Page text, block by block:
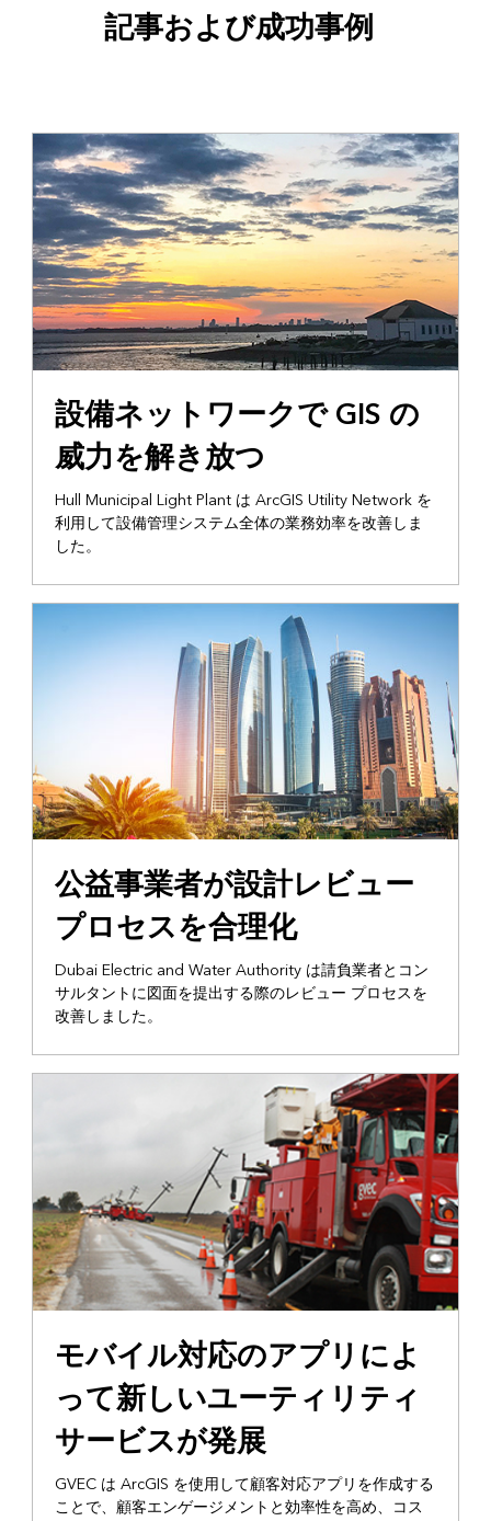
記事および成功事例
設備ネットワークで GIS の
威力を解き放つ
Hull Municipal Light Plant は ArcGIS Utility Network を
利用して設備管理システム全体の業務効率を改善しま
した。
公益事業者が設計レビュー
プロセスを合理化
Dubai Electric and Water Authority は請負業者とコン
サルタントに図面を提出する際のレビュー プロセスを
改善しました。
モバイル対応のアプリによ
って新しいユーティリティ
サービスが発展
GVEC は ArcGIS を使用して顧客対応アプリを作成する
ことで、顧客エンゲージメントと効率性を高め、コス